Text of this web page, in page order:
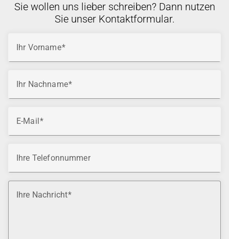
Sie wollen uns lieber schreiben? Dann nutzen
Sie unser Kontaktformular.
Ihr Vorname
Ihr Nachname
E-Mail
Ihre Telefonnummer
Ihre Nachricht